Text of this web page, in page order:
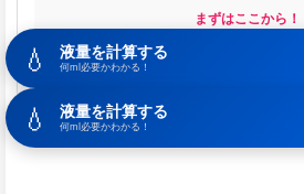
まずはここから！
初めての方は、まずは失敗のない
💧 液量を計算する
何ml必要かわかる！
💧 液量を計算する
何ml必要かわかる！